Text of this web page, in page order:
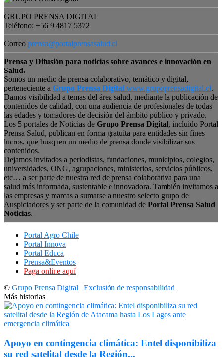
GRUPO PRENSA DIGITAL
Teléfono: +56 9 4817 5372
Correo prensa@portalprensasalud.cl
Prensa y Difusión para noticias sobre avances e innovación en
Salud.
Somos un medio de prensa colaborativo, temático y digital,
perteneciente a Grupo Prensa Digital www.grupoprensadigital.cl.
Damos visibilidad a temas del área salud, mediante la publicación de
contenidos de calidad, con una audiencia de profesionales de todas
las edades y tomadores de decisión del ámbito público y privado.
Los 5 portales de Noticias de Grupo Prensa Digital, incluido Portal
Prensa Salud, publican en forma gratuita para entidades sin fines
lucros, que busquen un medio de prensa donde visibilizar sus
contenidos.
Dejamos invitados a periodistas, fundaciones, municipios, colegios,
universidades, ONG, agrupaciones, ministerios, servicios públicos,
etc… a ser parte de nuestra red de prensa colaborativa para una
salud más informada, sustentable e innovadora. También invitamos a
las empresas y marcas a sumarse a nuestro selecto grupo de
Auspiciadores y ser parte de la comunidad de Portal Prensa Salud
Noticias.
Portal Agro Chile
Portal Innova
Portal Educa
Prensa&Eventos
Paga online aquí
© Grupo Prensa Digital | Exclusión de responsabilidad
Más historias
Apoyo en contingencia climática: Entel disponibiliza
su red satelital desde la Región...